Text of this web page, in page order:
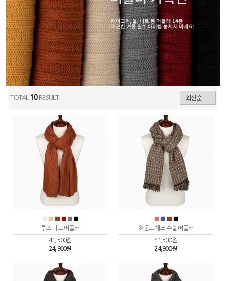
TOTAL 10RESULT
루즈 니트 머플러
41,500원
24,900원
하운드 체크 수술 머플러
41,500원
24,900원